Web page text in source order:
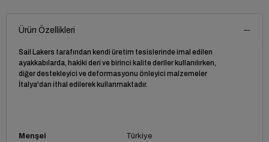
Ürün Özellikleri
Sail Lakers tarafından kendi üretim tesislerinde imal edilen
ayakkabılarda, hakiki deri ve birinci kalite deriler kullanılırken,
diğer destekleyici ve deformasyonu önleyici malzemeler
İtalya'dan ithal edilerek kullanmaktadır.
Menşei Türkiye